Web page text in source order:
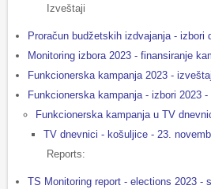
Izveštaji
Proračun budžetskih izdvajanja - izbori
Monitoring izbora 2023 - finansiranje
Funkcionerska kampanja 2023 - izveštaj
Funkcionerska kampanja - izbori 2023
Funkcionerska kampanja u TV
TV dnevnici - košuljice - 23.
Reports:
TS Monitoring report - elections 2023 -